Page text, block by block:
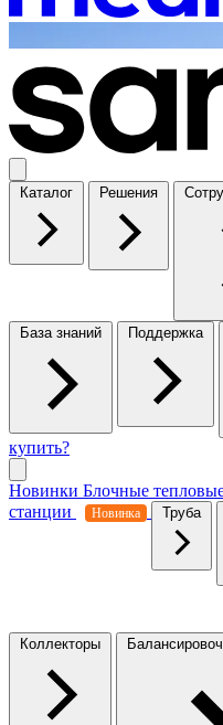
Каталог Решения
База знаний Поддержка
купить?
Новинки Блочные
станции
Новинка Труба
Коллекторы